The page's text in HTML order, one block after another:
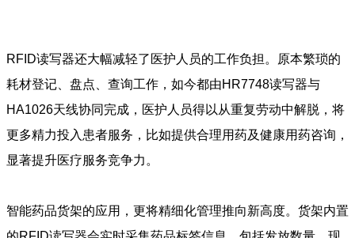
RFID读写器还大幅减轻了医护人员的工作负担。原本繁琐的
耗材登记、盘点、查询工作，如今都由HR7748读写器与
HA1026天线协同完成，医护人员得以从重复劳动中解脱，将
更多精力投入患者服务，比如提供合理用药及健康用药咨询，
显著提升医疗服务竞争力。
智能药品货架的应用，更将精细化管理推向新高度。货架内置